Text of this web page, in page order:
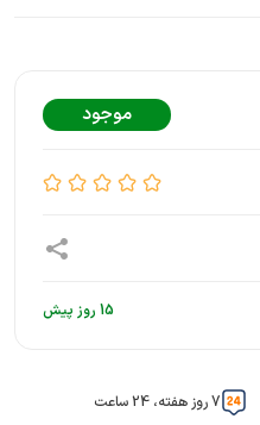
موجود
15 روز پیش
7 روز هفته، 24 ساعت